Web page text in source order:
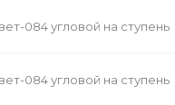
084 угловой на ступень
084 угловой на ступень